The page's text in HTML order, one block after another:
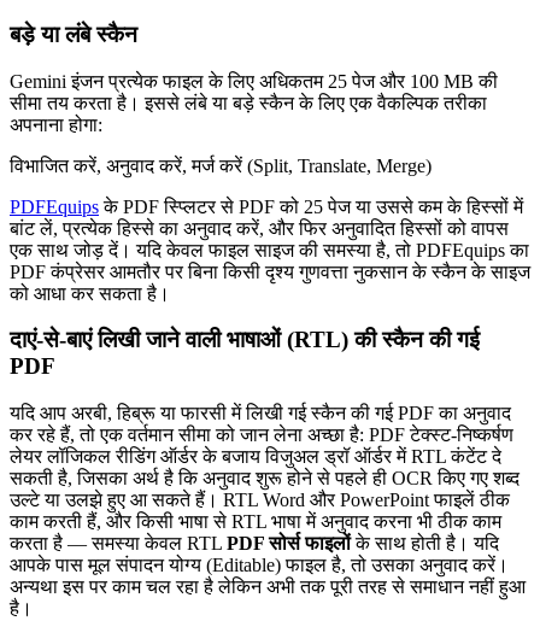
बड़े या लंबे स्कैन
Gemini इंजन प्रत्येक फाइल के लिए अधिकतम 25 पेज और 100 MB की
सीमा तय करता है। इससे लंबे या बड़े स्कैन के लिए एक वैकल्पिक तरीका
अपनाना होगा:
विभाजित करें, अनुवाद करें, मर्ज करें (Split, Translate, Merge)
PDFEquipsके PDF स्प्लिटर से PDF को 25 पेज या उससे कम के हिस्सों में
बांट लें, प्रत्येक हिस्से का अनुवाद करें, और फिर अनुवादित हिस्सों को वापस
एक साथ जोड़ दें। यदि केवल फाइल साइज की समस्या है, तो PDFEquips का
PDF कंप्रेसर आमतौर पर बिना किसी दृश्य गुणवत्ता नुकसान के स्कैन के साइज
को आधा कर सकता है।
दाएं-से-बाएं लिखी जाने वाली भाषाओं (RTL) की स्कैन की गई
PDF
यदि आप अरबी, हिब्रू या फारसी में लिखी गई स्कैन की गई PDF का अनुवाद
कर रहे हैं, तो एक वर्तमान सीमा को जान लेना अच्छा है: PDF टेक्स्ट-निष्कर्षण
लेयर लॉजिकल रीडिंग ऑर्डर के बजाय विजुअल ड्रॉ ऑर्डर में RTL कंटेंट दे
सकती है, जिसका अर्थ है कि अनुवाद शुरू होने से पहले ही OCR किए गए शब्द
उल्टे या उलझे हुए आ सकते हैं। RTL Word और PowerPoint फाइलें ठीक
काम करती हैं, और किसी भाषा से RTL भाषा में अनुवाद करना भी ठीक काम
करता है — समस्या केवल RTL PDF सोर्स फाइलोंके साथ होती है। यदि
आपके पास मूल संपादन योग्य (Editable) फाइल है, तो उसका अनुवाद करें।
अन्यथा इस पर काम चल रहा है लेकिन अभी तक पूरी तरह से समाधान नहीं हुआ
है।